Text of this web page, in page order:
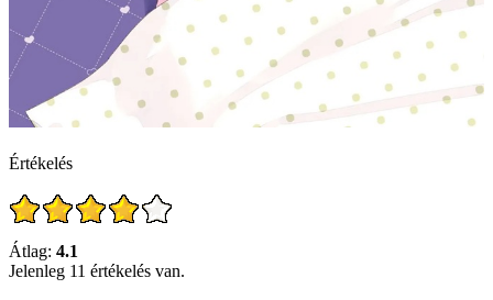
Értékelés
Átlag: 4.1
Jelenleg 11 értékelés van.